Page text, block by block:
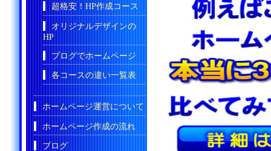
超格安！HP作成コース
オリジナルデザインの
HP
ブログでホームページ
各コースの違い一覧表
ホームページ運営について
ホームページ作成の流れ
ブログ